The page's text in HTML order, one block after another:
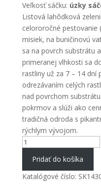
Veľkosť sáčku: úzky
Listová lahôdková
celororočné pestovanie
misiek, na buničinovú
sa na povrch substrátu
primeranej vlhkosti sa
rastliny už za 7 – 14 dní
odrezávaním celých
nad povrchom
pokrmov a slúži ako
tradičná odroda s
rýchlym vývojom.
množstvo
siata
Pridať do košíka
Katalógové číslo: